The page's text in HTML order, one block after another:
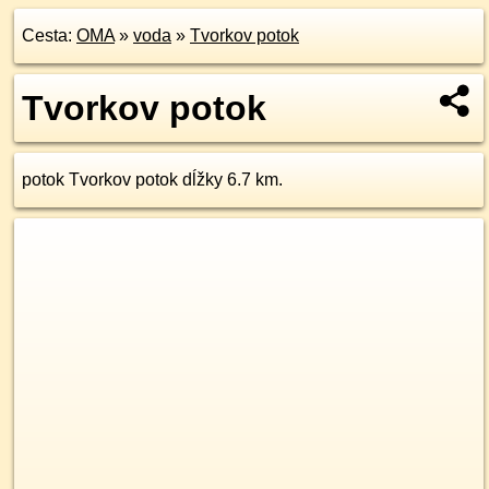
Cesta: OMA» voda » Tvorkov potok
Tvorkov potok
potok Tvorkov potok dĺžky 6.7 km.